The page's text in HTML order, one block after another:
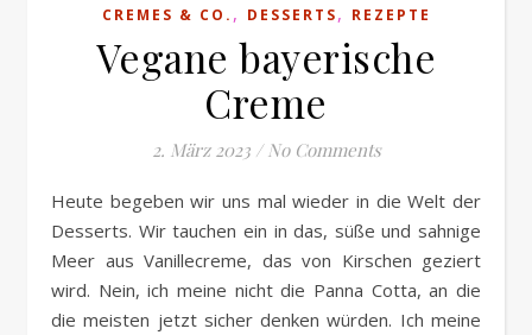
CREMES & CO. , DESSERTS, REZEPTE
Vegane bayerische
Creme
2. März 2023 / No Comments
Heute begeben wir uns mal wieder in die Welt der
Desserts. Wir tauchen ein in das, süße und sahnige
Meer aus Vanillecreme, das von Kirschen geziert
wird. Nein, ich meine nicht die Panna Cotta, an die
die meisten jetzt sicher denken würden. Ich meine